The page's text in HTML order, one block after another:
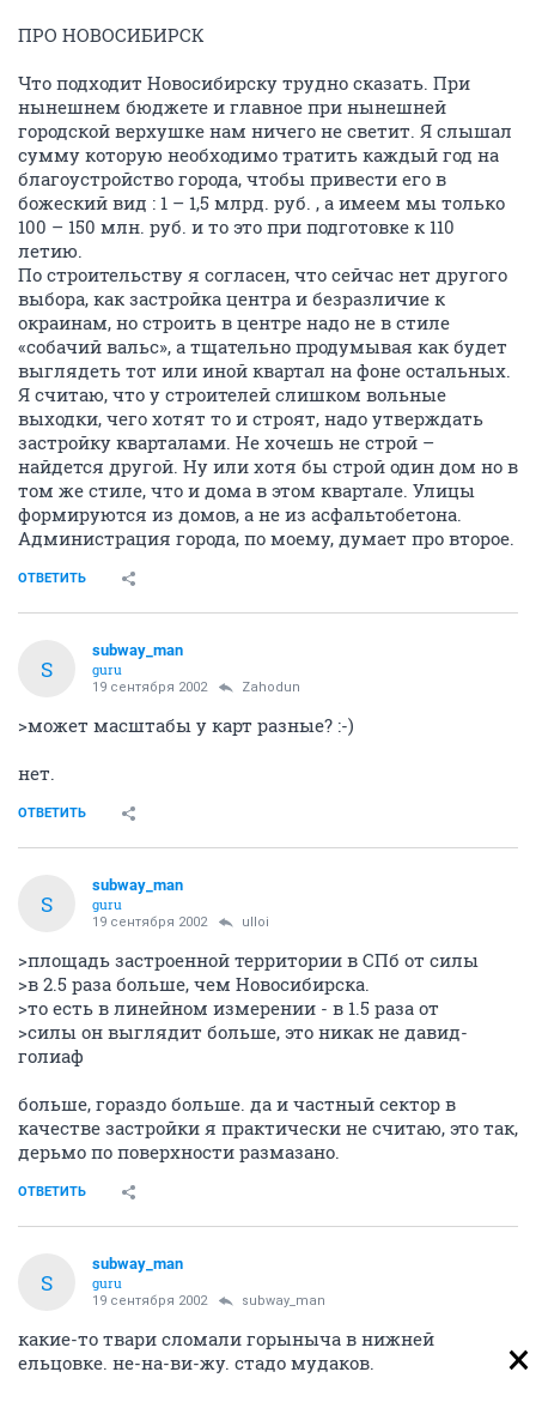
ПРО НОВОСИБИРСК
Что подходит Новосибирску трудно сказать. При
нынешнем бюджете и главное при нынешней
городской верхушке нам ничего не светит. Я слышал
сумму которую необходимо тратить каждый год на
благоустройство города, чтобы привести его в
божеский вид : 1 – 1,5 млрд. руб. , а имеем мы только
100 – 150 млн. руб. и то это при подготовке к 110
летию.
По строительству я согласен, что сейчас нет другого
выбора, как застройка центра и безразличие к
окраинам, но строить в центре надо не в стиле
«собачий вальс», а тщательно продумывая как будет
выглядеть тот или иной квартал на фоне остальных.
Я считаю, что у строителей слишком вольные
выходки, чего хотят то и строят, надо утверждать
застройку кварталами. Не хочешь не строй –
найдется другой. Ну или хотя бы строй один дом но в
том же стиле, что и дома в этом квартале. Улицы
формируются из домов, а не из асфальтобетона.
Администрация города, по моему, думает про второе.
ОТВЕТИТЬ
S
subway_man
guru
19 сентября 2002 Zahodun
>может масштабы у карт разные? :-)
нет.
ОТВЕТИТЬ
S
subway_man
guru
19 сентября 2002 ulloi
>площадь застроенной территории в СПб от силы
>в 2.5 раза больше, чем Новосибирска.
>то есть в линейном измерении - в 1.5 раза от
>силы он выглядит больше, это никак не давид-
голиаф
больше, гораздо больше. да и частный сектор в
качестве застройки я практически не считаю, это так,
дерьмо по поверхности размазано.
ОТВЕТИТЬ
S
subway_man
guru
19 сентября 2002 subway_man
какие-то твари сломали горыныча в нижней
ельцовке. не-на-ви-жу. стадо мудаков.